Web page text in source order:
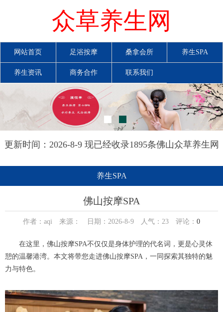
众草养生网
网站首页 足浴按摩 桑拿会所 养生SPA
养生资讯 商务合作 联系我们
更新时间：2026-8-9 现已经收录1895条佛山众草养生网
养生SPA
佛山按摩SPA
作者：aqi 来源： 日期：2026-8-9 人气： 23 评论： 0
在这里，佛山按摩SPA不仅仅是身体护理的代名词，更是心灵休
憩的温馨港湾。本文将带您走进佛山按摩SPA，一同探索其独特的魅
力与特色。